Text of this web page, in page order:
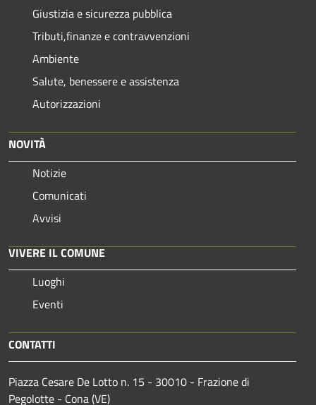
Giustizia e sicurezza pubblica
Tributi,finanze e contravvenzioni
Ambiente
Salute, benessere e assistenza
Autorizzazioni
NOVITÀ
Notizie
Comunicati
Avvisi
VIVERE IL COMUNE
Luoghi
Eventi
CONTATTI
Piazza Cesare De Lotto n. 15 - 30010 - Frazione di
Pegolotte - Cona (VE)